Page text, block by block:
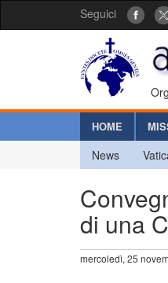
Seguici
HOME
News
di una
mercoledì, 25